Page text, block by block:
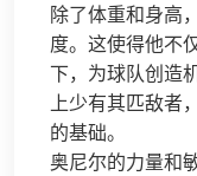
除了体重和身高
度。这使得他不
下，为球队创造
上少有其匹敌者
的基础。
奥尼尔的力量和